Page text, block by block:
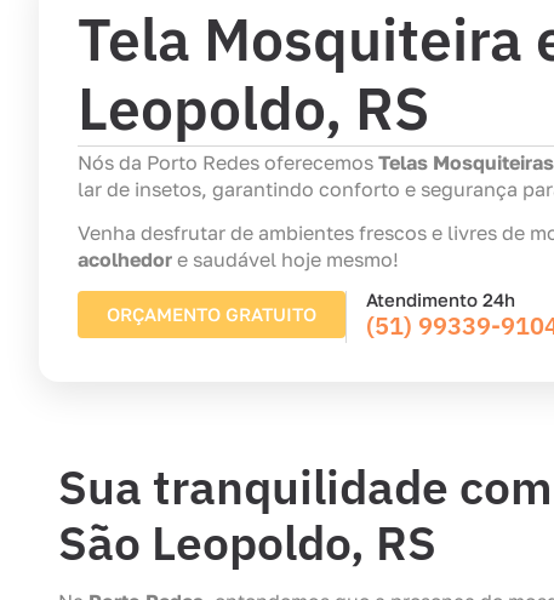
Tela Mosquiteira
Leopoldo, RS
Nós da Porto Redes oferecemos Telas Mosquiteiras
lar de insetos, garantindo conforto e segurança
Venha desfrutar de ambientes frescos e livres de
acolhedor e saudável hoje mesmo!
ORÇAMENTO GRATUITO
Atendimento 24h
(51) 99339-
Sua tranquilidade
São Leopoldo, RS